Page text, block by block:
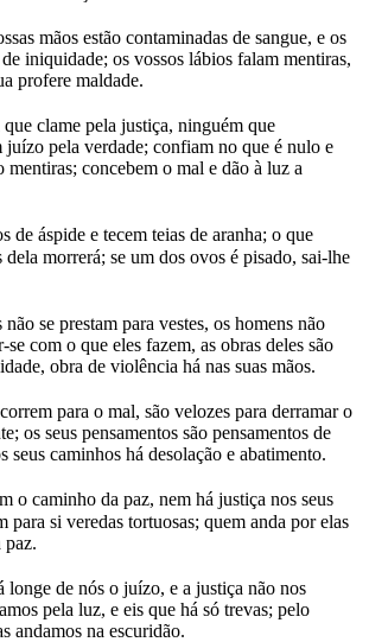
mãos estão contaminadas de sangue, e os
iniquidade; os vossos lábios falam mentiras,
profere maldade.
clame pela justiça, ninguém que
juízo pela verdade; confiam no que é nulo e
mentiras; concebem o mal e dão à luz a
de áspide e tecem teias de aranha; o que
dela morrerá; se um dos ovos é pisado, sai-lhe
não se prestam para vestes, os homens não
com o que eles fazem, as obras deles são
obra de violência há nas suas mãos.
para o mal, são velozes para derramar o
os seus pensamentos são pensamentos de
seus caminhos há desolação e abatimento.
o caminho da paz, nem há justiça nos seus
para si veredas tortuosas; quem anda por elas
paz.
longe de nós o juízo, e a justiça não nos
pela luz, e eis que há só trevas; pelo
andamos na escuridão.